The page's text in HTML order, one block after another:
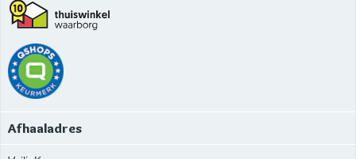
Afhaaladres